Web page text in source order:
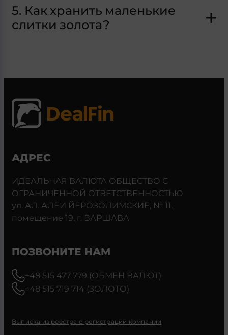
5. Как хранить маленькие
слитки золота?
АДРЕС
ИДЕАЛЬНАЯ ВАЛЮТА ОБЩЕСТВО С
ОГРАНИЧЕННОЙ ОТВЕТСТВЕННОСТЬЮ
ул. АЛ. АЛЕИ ЙЕРОЗОЛИМСКИЕ, № 11,
помещение 19, г. ВАРШАВА
ПОЗВОНИТЕ НАМ
+48 515 477 779 (ОБМЕН ВАЛЮТ)
+48 515 719 714 (ЗОЛОТО)
Выписка из реестра о регистрации компании